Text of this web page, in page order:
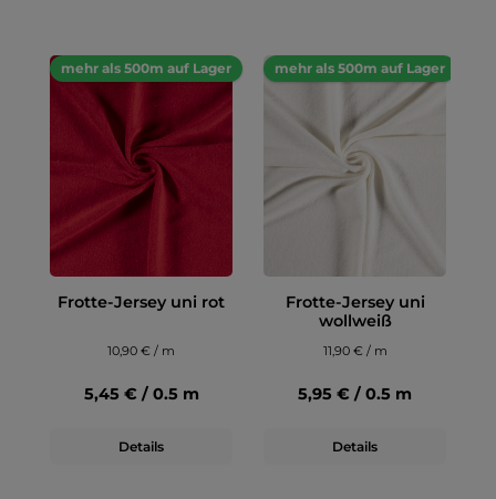
mehr als 500m auf Lager
Frotte-Jersey uni rot
10,90 € / m
5,45 € / 0.5 m
Details
mehr als 500m auf Lager
Frotte-Jersey uni
wollweiß
11,90 € / m
5,95 € / 0.5 m
Details